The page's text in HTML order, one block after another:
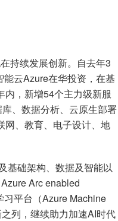
持续发展创新。自去年3
云Azure在华投资，在基
，新增54个主力级新服
、数据分析、云原生部署
网、教育、电子设计、地
基础架构、数据及智能以
Arc enabled
平台（Azure Machine
列，继续助力加速AI时代